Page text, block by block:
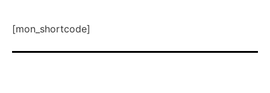
[mon_shortcode]